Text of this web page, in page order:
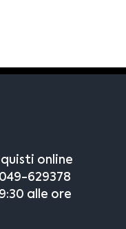
online
629378
alle ore